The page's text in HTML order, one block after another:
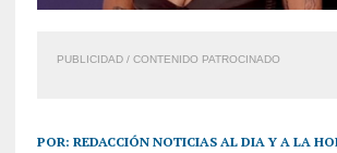
PUBLICIDAD / CONTENIDO PATROCINADO
POR: REDACCIÓN NOTICIAS AL DIA Y A LA